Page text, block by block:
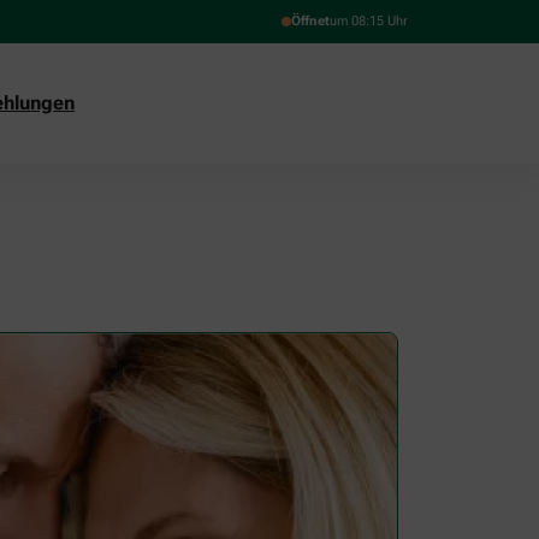
Öffnetum 08:15 Uhr